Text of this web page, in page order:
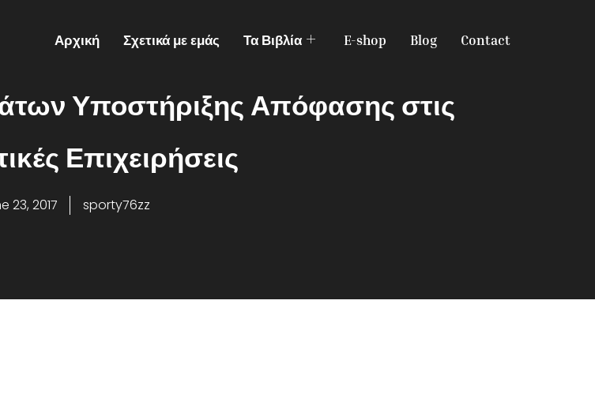
Αρχική Σχετικά με εμάς Τα Βιβλία E-shop Blog Contact
Υποστήριξης Απόφασης στις
Επιχειρήσεις
23, 2017 sporty76zz